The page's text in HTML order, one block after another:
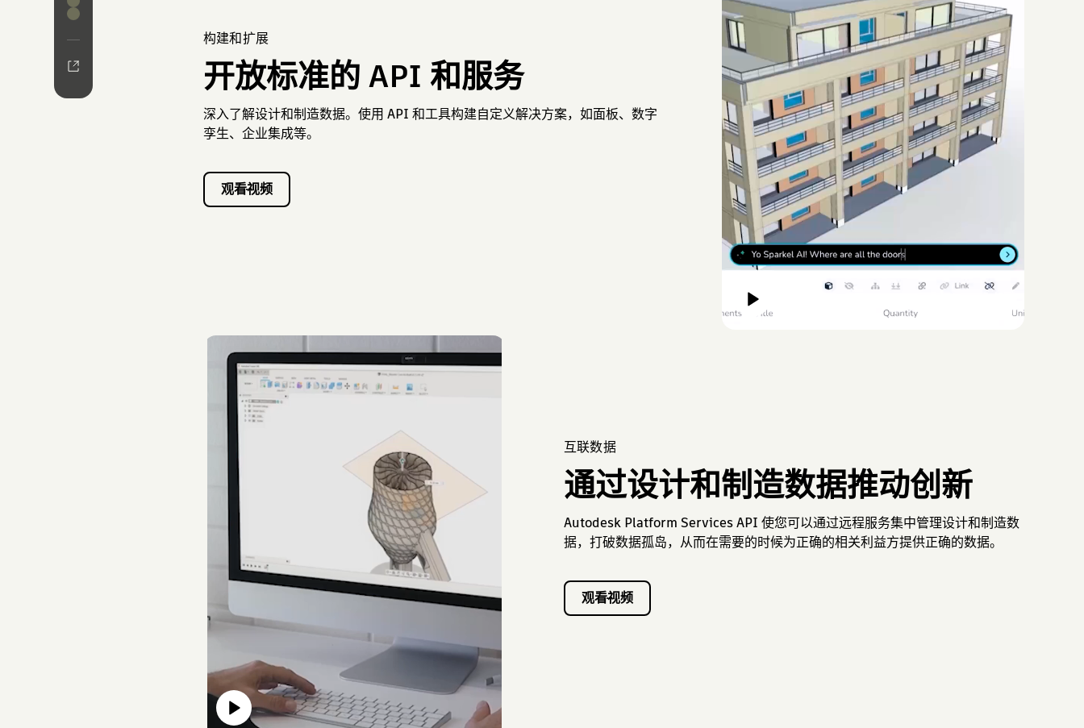
构建和扩展
开放标准的 API 和服务
深入了解设计和制造数据。使用 API 和工具构建自定义解决方案，如面板、数字
孪生、企业集成等。
观看视频
互联数据
通过设计和制造数据推动创新
Autodesk Platform Services API 使您可以通过远程服务集中管理设计和制造数
据，打破数据孤岛，从而在需要的时候为正确的相关利益方提供正确的数据。
观看视频